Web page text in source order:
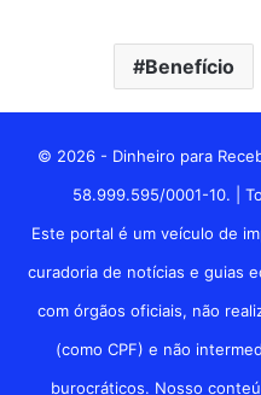
Benefício
© 2026 - Dinheiro para
58.999.595/0001-10. |
Este portal é um veículo de
curadoria de notícias e guias
com órgãos oficiais, não
(como CPF) e não
burocráticos. Nosso